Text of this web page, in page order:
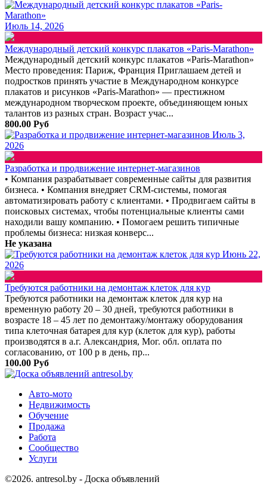
Июль 14, 2026
Международный детский конкурс плакатов «Paris-Marathon»
Международный детский конкурс плакатов «Paris-Marathon»
Место проведения: Париж, Франция Приглашаем детей и
подростков принять участие в Международном конкурсе
плакатов и рисунков «Paris-Marathon» — престижном
международном творческом проекте, объединяющем юных
талантов из разных стран. Возраст учас...
800.00 Руб
Июль 3,
2026
Разработка и продвижение интернет-магазинов
• Компания разрабатывает современные сайты для развития
бизнеса. • Компания внедряет CRM-системы, помогая
автоматизировать работу с клиентами. • Продвигаем сайты в
поисковых системах, чтобы потенциальные клиенты сами
находили вашу компанию. • Помогаем решить типичные
проблемы бизнеса: низкая конверс...
Не указана
Июнь 22,
2026
Требуются работники на демонтаж клеток для кур
Требуются работники на демонтаж клеток для кур на
временную работу 20 – 30 дней, требуются работники в
возрасте 18 – 45 лет по демонтажу/монтажу оборудования
типа клеточная батарея для кур (клеток для кур), работы
производятся в а.г. Александрия, Мог. обл. оплата по
согласованию, от 100 р в день, пр...
100.00 Руб
Авто-мото
Недвижимость
Обучение
Продажа
Работа
Сообщество
Услуги
©2026. antresol.by - Доска объявлений